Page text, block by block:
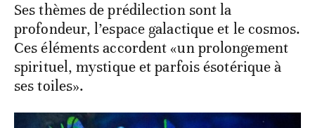
Ses thèmes de prédilection sont la
profondeur, l’espace galactique et le cosmos.
Ces éléments accordent «un prolongement
spirituel, mystique et parfois ésotérique à
ses toiles».